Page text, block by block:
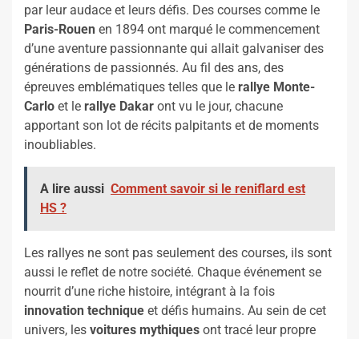
par leur audace et leurs défis. Des courses comme le
Paris-Rouen en 1894 ont marqué le commencement
d’une aventure passionnante qui allait galvaniser des
générations de passionnés. Au fil des ans, des
épreuves emblématiques telles que le rallye Monte-
Carlo et le rallye Dakar ont vu le jour, chacune
apportant son lot de récits palpitants et de moments
inoubliables.
A lire aussi Comment savoir si le reniflard est
HS ?
Les rallyes ne sont pas seulement des courses, ils sont
aussi le reflet de notre société. Chaque événement se
nourrit d’une riche histoire, intégrant à la fois
innovation technique et défis humains. Au sein de cet
univers, les voitures mythiques ont tracé leur propre